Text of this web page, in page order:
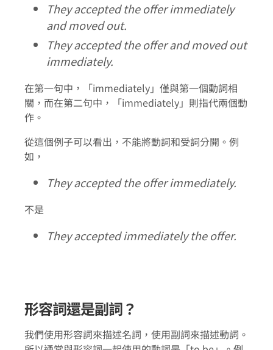
They accepted the offer immediately
and moved out.
They accepted the offer and moved out
immediately.
在第一句中，「immediately」僅與第一個動詞相
關，而在第二句中，「immediately」則指代兩個動
作。
從這個例子可以看出，不能將動詞和受詞分開。例
如，
They accepted the offer immediately.
不是
They accepted immediately the offer.
形容詞還是副詞？
我們使用形容詞來描述名詞，使用副詞來描述動詞。